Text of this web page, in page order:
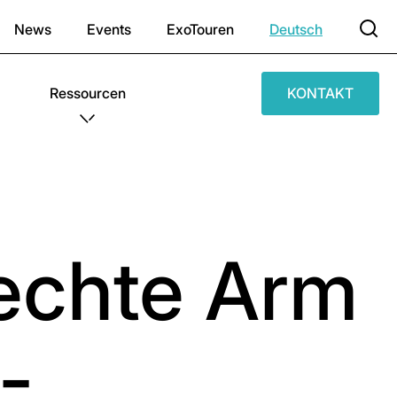
News Events ExoTouren Deutsch
Ressourcen KONTAKT
Arm